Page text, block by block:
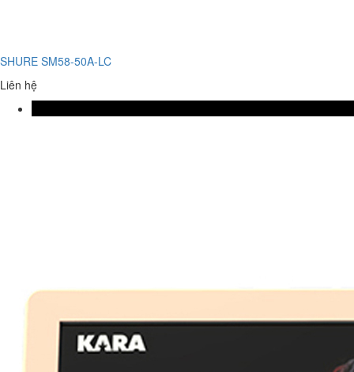
SHURE SM58-50A-LC
Liên hệ